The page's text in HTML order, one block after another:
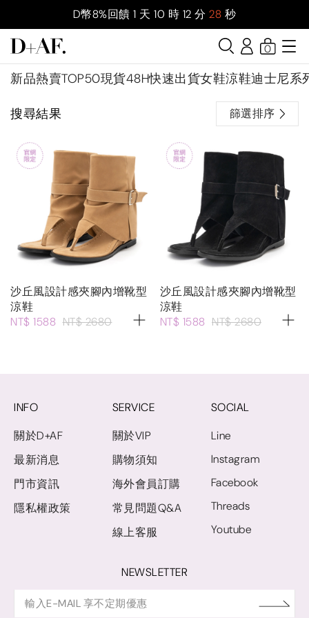
D幣8%回饋 1 天 10 時 12 分 28 秒
新品熱賣TOP50現貨48H快速出貨女鞋涼鞋迪士尼系
0
搜尋結果 篩選排序
沙丘風設計感夾腳內增靴型
涼鞋
NT$ 1588 NT$ 2680
沙丘風設計感夾腳內增靴型
涼鞋
NT$ 1588 NT$ 2680
INFO
關於D+AF
最新消息
門市資訊
隱私權政策
SERVICE
關於VIP
購物須知
海外會員訂購
常見問題Q&A
線上客服
SOCIAL
Line
Instagram
Facebook
Threads
Youtube
NEWSLETTER